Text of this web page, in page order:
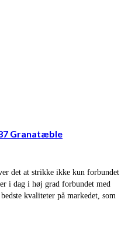
Granatæble
det at strikke ikke kun forbundet
i dag i høj grad forbundet med
kvaliteter på markedet, som